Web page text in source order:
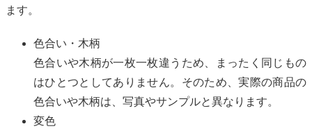
ます。
色合い・木柄
色合いや木柄が一枚一枚違うため、まったく同じもの
はひとつとしてありません。そのため、実際の商品の
色合いや木柄は、写真やサンプルと異なります。
変色